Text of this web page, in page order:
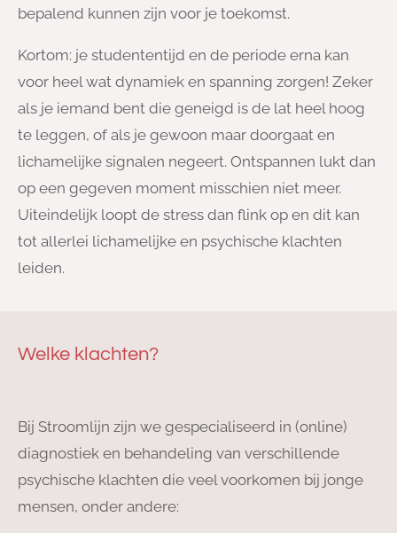
bepalend kunnen zijn voor je toekomst.
Kortom: je studententijd en de periode erna kan
voor heel wat dynamiek en spanning zorgen! Zeker
als je iemand bent die geneigd is de lat heel hoog
te leggen, of als je gewoon maar doorgaat en
lichamelijke signalen negeert. Ontspannen lukt dan
op een gegeven moment misschien niet meer.
Uiteindelijk loopt de stress dan flink op en dit kan
tot allerlei lichamelijke en psychische klachten
leiden.
Welke klachten?
Bij Stroomlijn zijn we gespecialiseerd in (online)
diagnostiek en behandeling van verschillende
psychische klachten die veel voorkomen bij jonge
mensen, onder andere: